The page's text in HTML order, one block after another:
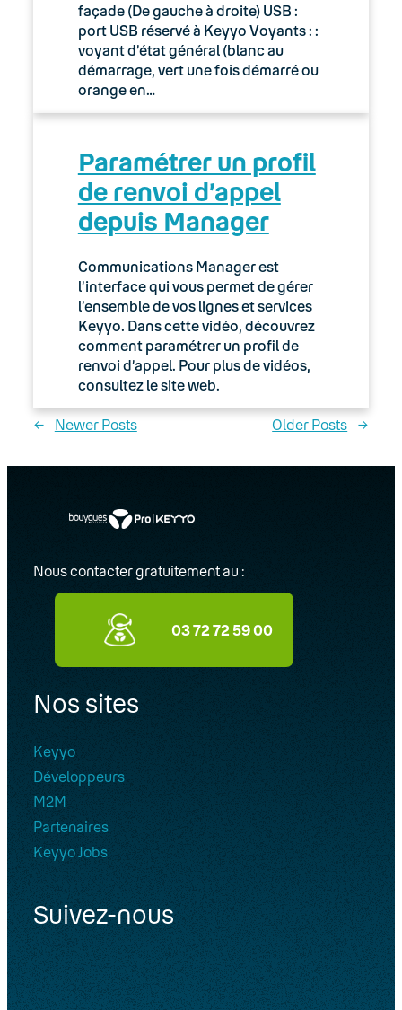
façade (De gauche à droite) USB :
port USB réservé à Keyyo Voyants : :
voyant d’état général (blanc au
démarrage, vert une fois démarré ou
orange en…
Paramétrer un profil
de renvoi d’appel
depuis Manager
Communications Manager est
l’interface qui vous permet de gérer
l’ensemble de vos lignes et services
Keyyo. Dans cette vidéo, découvrez
comment paramétrer un profil de
renvoi d’appel. Pour plus de vidéos,
consultez le site web.
← Newer Posts Older Posts →
Nous contacter gratuitement au :
03 72 72 59 00
Nos sites
Keyyo
Développeurs
M2M
Partenaires
Keyyo Jobs
Suivez-nous